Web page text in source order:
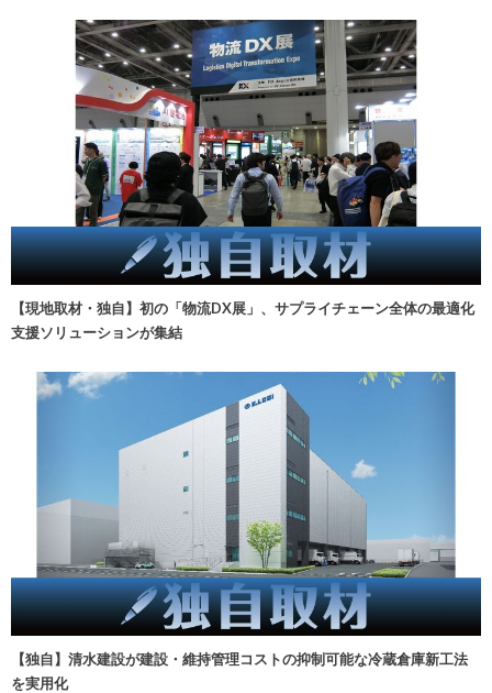
【現地取材・独自】初の「物流DX展」、サプライチェーン全体の最適化
支援ソリューションが集結
【独自】清水建設が建設・維持管理コストの抑制可能な冷蔵倉庫新工法
を実用化